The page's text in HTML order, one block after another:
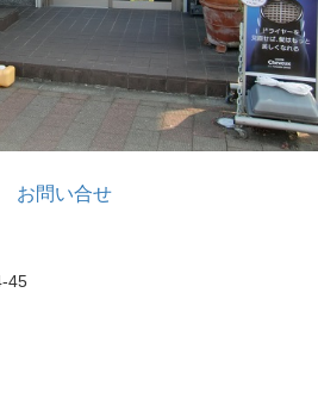
お問い合せ
45